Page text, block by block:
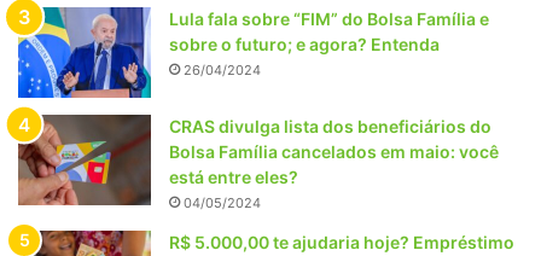
Lula fala sobre “FIM” do Bolsa Família e
sobre o futuro; e agora? Entenda
26/04/2024
CRAS divulga lista dos beneficiários do
Bolsa Família cancelados em maio: você
está entre eles?
04/05/2024
R$ 5.000,00 te ajudaria hoje? Empréstimo